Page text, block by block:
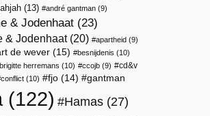
(13) andré gantman (9)
& Jodenhaat (23)
& Jodenhaat(20) apartheid (9)
de wever (15) besnijdenis (10)
brigitte herremans (10) ccojb (9)
cd&v
conflict (10) fjo (14) gantman
(122) Hamas (27)